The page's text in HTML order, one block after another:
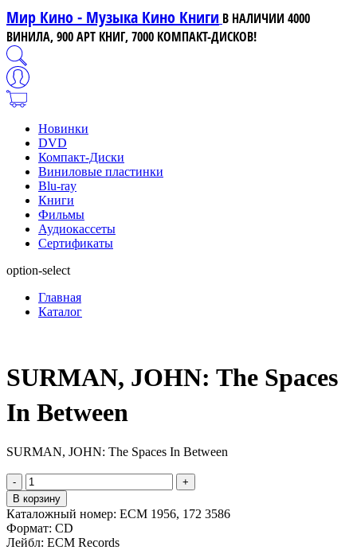
Мир Кино - Музыка Кино Книги В НАЛИЧИИ 4000
ВИНИЛА, 900 АРТ КНИГ, 7000 КОМПАКТ-ДИСКОВ!
Новинки
DVD
Компакт-Диски
Виниловые пластинки
Blu-ray
Книги
Фильмы
Аудиокассеты
Сертификаты
option-select
Главная
Каталог
SURMAN, JOHN: The Spaces
In Between
SURMAN, JOHN: The Spaces In Between
-
+
В корзину
Каталожный номер: ECM 1956, 172 3586
Формат: CD
Лейбл: ECM Records